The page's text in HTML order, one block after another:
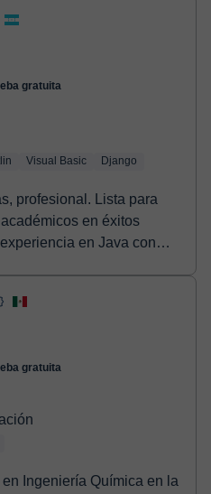
gratuita
Visual Basic Django
profesional. Lista para
en éxitos
en Java con
gratuita
Ingeniería Química en la